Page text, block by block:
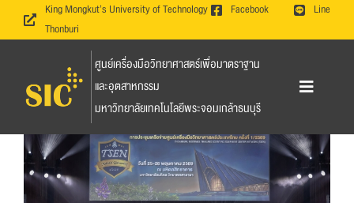
King Mongkut’s University of Technology
Thonburi
Facebook Line
ศูนย์เครื่องมือวิทยาศาสตร์เพื่อมาตราฐาน
และอุตสาหกรรม
มหาวิทยาลัยเทคโนโลยีพระจอมเกล้าธนบุรี
Toggle
หน้าหลัก
ข่าวและกิจกรรม